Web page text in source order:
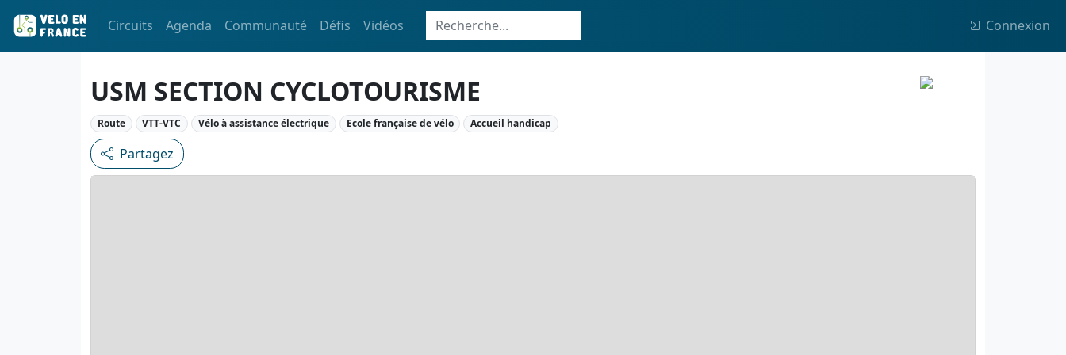
Circuits Agenda Communauté Défis Vidéos Connexion
USM SECTION CYCLOTOURISME
Route VTT-VTC Vélo à assistance électrique Ecole française de vélo Accueil handicap
Partagez